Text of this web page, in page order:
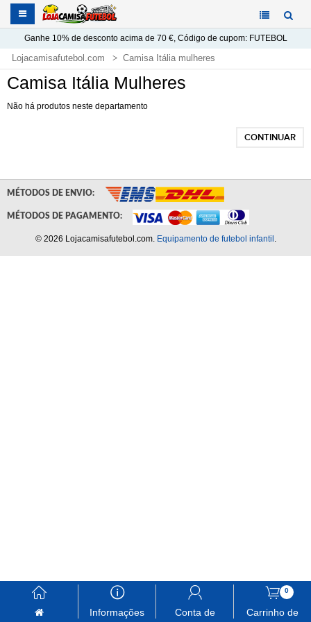
Ganhe 10%de desconto acima de 70 €, Código de cupom: FUTEBOL
Lojacamisafutebol.com Camisa Itália mulheres
Camisa Itália Mulheres
Não há produtos neste departamento
CONTINUAR
󰃱 󰈢
Informações
󰃳
Conta de
0
󰃦
Carrinho de
MÉTODOS DE ENVIO:
MÉTODOS DE PAGAMENTO:
© 2026 Lojacamisafutebol.com. Equipamento de futebol infantil .